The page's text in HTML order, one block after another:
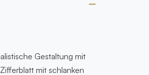
Gestaltung mit
mit schlanken